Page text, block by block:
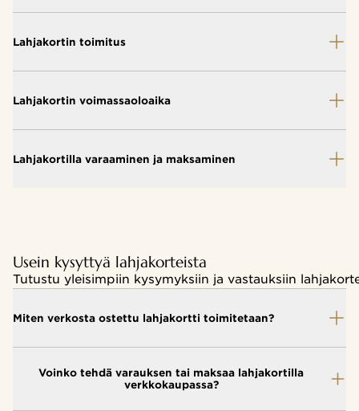
Lahjakortin toimitus
Lahjakortin voimassaoloaika
Lahjakortilla varaaminen ja maksaminen
Usein kysyttyä lahjakorteista
Tutustu yleisimpiin kysymyksiin ja vastauksiin
Miten verkosta ostettu lahjakortti toimitetaan?
Voinko tehdä varauksen tai maksaa lahjakortilla
verkkokaupassa?